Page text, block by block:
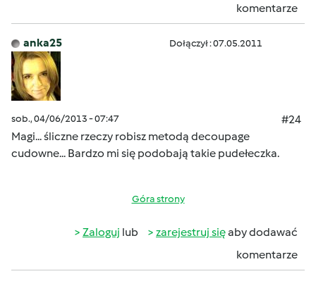
komentarze
anka25 Dołączył : 07.05.2011
sob., 04/06/2013 - 07:47
#24
Magi... śliczne rzeczy robisz metodą decoupage
cudowne... Bardzo mi się podobają takie pudełeczka.
Góra strony
Zaloguj lub zarejestruj sięaby dodawać
komentarze